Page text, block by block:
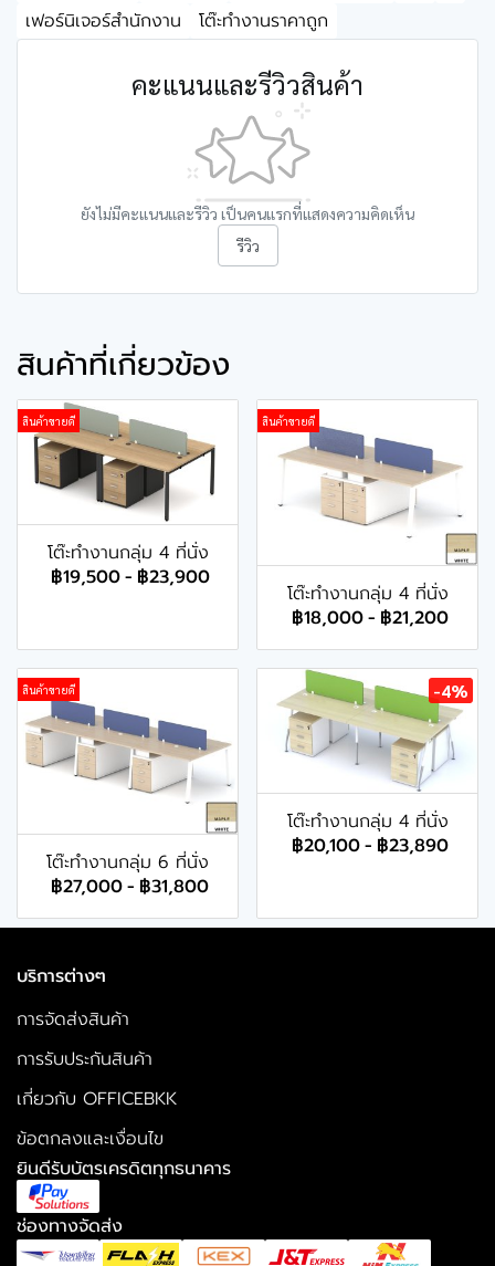
เฟอร์นิเจอร์สำนักงาน
โต๊ะทำงานราคาถูก
คะแนนและรีวิวสินค้า
ยังไม่มีคะแนนและรีวิว เป็นคนแรกที่แสดงความคิดเห็น
รีวิว
สินค้าที่เกี่ยวข้อง
สินค้าขายดี
โต๊ะทำงานกลุ่ม 4 ที่นั่ง
฿19,500- ฿23,900
สินค้าขายดี
โต๊ะทำงานกลุ่ม 4 ที่นั่ง
฿18,000- ฿21,200
สินค้าขายดี
โต๊ะทำงานกลุ่ม 6 ที่นั่ง
฿27,000- ฿31,800
-4%
โต๊ะทำงานกลุ่ม 4 ที่นั่ง
฿20,100- ฿23,890
บริการต่างๆ
การจัดส่งสินค้า
การรับประกันสินค้า
เกี่ยวกับ OFFICEBKK
ข้อตกลงและเงื่อนไข
ยินดีรับบัตรเครดิตทุกธนาคาร
ช่องทางจัดส่ง